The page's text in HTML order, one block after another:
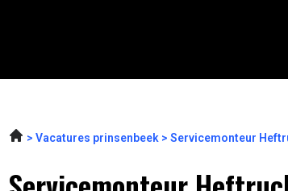
Vacatures prinsenbeek Servicemonteur